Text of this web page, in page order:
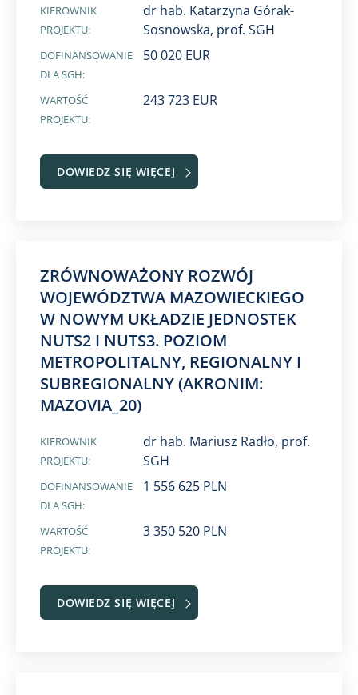
KIEROWNIK
PROJEKTU:
dr hab. Katarzyna Górak-
Sosnowska, prof. SGH
DOFINANSOWANIE
DLA SGH:
50 020 EUR
WARTOŚĆ
PROJEKTU:
243 723 EUR
DOWIEDZ SIĘ WIĘCEJ
ZRÓWNOWAŻONY ROZWÓJ
WOJEWÓDZTWA MAZOWIECKIEGO
W NOWYM UKŁADZIE JEDNOSTEK
NUTS2 I NUTS3. POZIOM
METROPOLITALNY, REGIONALNY I
SUBREGIONALNY (AKRONIM:
MAZOVIA_20)
KIEROWNIK
PROJEKTU:
dr hab. Mariusz Radło, prof.
SGH
DOFINANSOWANIE
DLA SGH:
1 556 625 PLN
WARTOŚĆ
PROJEKTU:
3 350 520 PLN
DOWIEDZ SIĘ WIĘCEJ